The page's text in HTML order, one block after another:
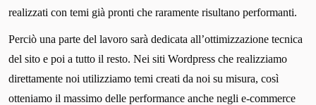
realizzati con temi già pronti che raramente risultano performanti.
Perciò una parte del lavoro sarà dedicata all’ottimizzazione tecnica
del sito e poi a tutto il resto. Nei siti Wordpress che realizziamo
direttamente noi utilizziamo temi creati da noi su misura, così
otteniamo il massimo delle performance anche negli e-commerce